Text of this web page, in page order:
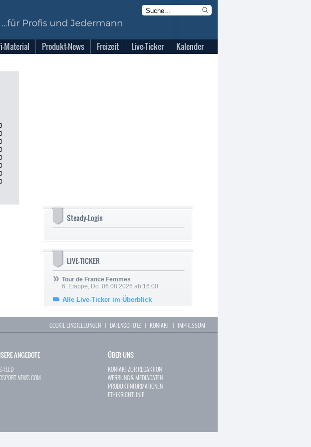
Material Produkt-News Freizeit Live-Ticker Kalender
Steady-Login
LIVE-TICKER
Tour de France Femmes
6. Etappe, Do. 06.08.2026 ab 16:00
Alle Live-Ticker im Überblick
COOKIE EINSTELLUNGEN | DATENSCHUTZ | KONTAKT| IMPRESSUM
ANGEBOTE
FEED
NEWS.COM
ÜBER UNS
KONTAKT ZUR REDAKTION
WERBUNG & MEDIADATEN
PRODUKTINFORMATIONEN
ETHIKRICHTLINIE